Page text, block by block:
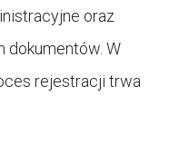
oraz
dokumentów. W
rejestracji trwa